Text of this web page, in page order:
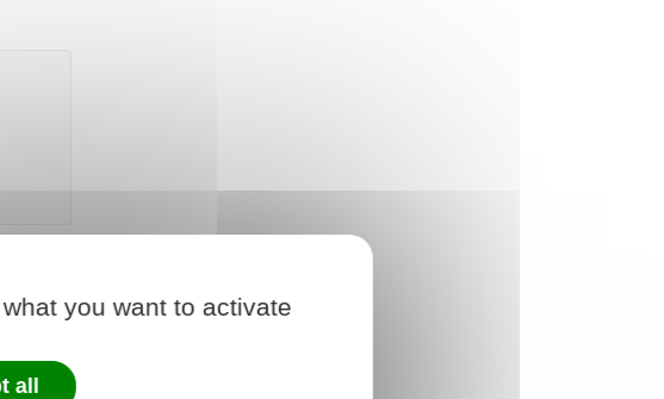
you want to activate
all